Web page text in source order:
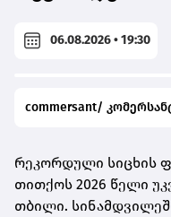
06.08.2026 • 19:30
commersant/
რეკორდული სიცხის
თითქოს 2026 წელი
თბილი.